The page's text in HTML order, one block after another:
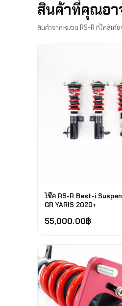
สินค้าที่คุณอา
สินค้าจากหมวด RS-R ที่ใกล้เคีย
โช๊ค RS-R Best-i
GR YARIS 2020+
55,000.00฿